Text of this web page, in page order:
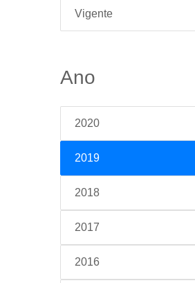
Vigente
Ano
2020
2019
2018
2017
2016